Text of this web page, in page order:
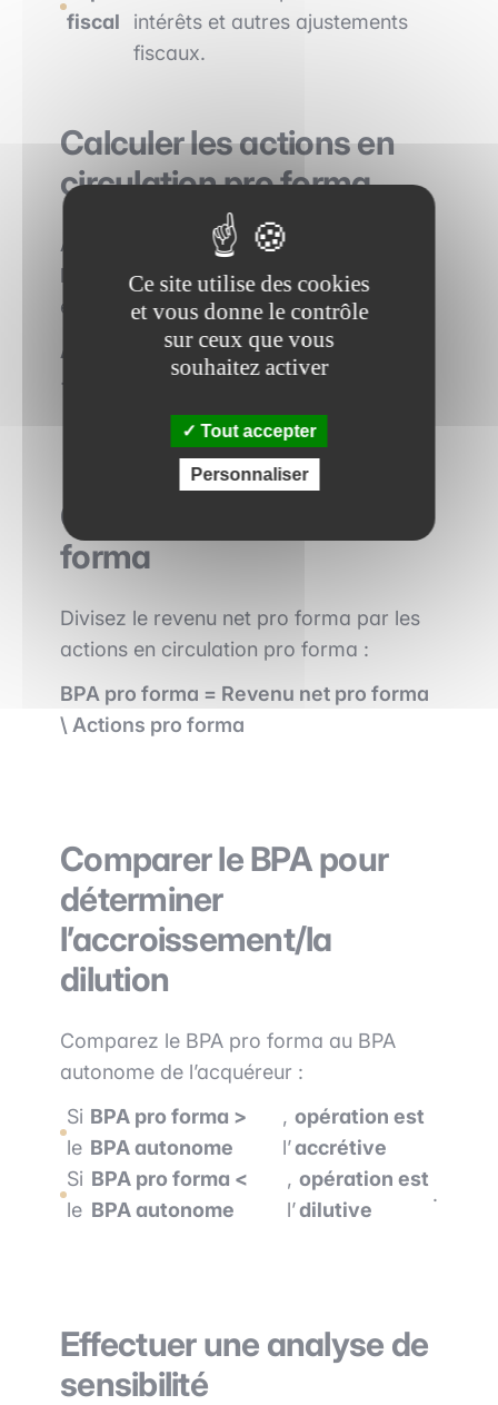
fiscal
intérêts et autres ajustements
fiscaux.
Calculer les actions en
circulation pro forma
Ajoutez les actions existantes de
l’acquéreur aux nouvelles actions
émises dans le cadre de la transaction :
Actions pro forma = Actions existantes
+ Nouvelles actions émises
Calculer le BPA pro
forma
Divisez le revenu net pro forma par les
actions en circulation pro forma :
BPA pro forma = Revenu net pro forma
\ Actions pro forma
Comparer le BPA pour
déterminer
l’accroissement/la
dilution
Comparez le BPA pro forma au BPA
autonome de l’acquéreur :
Si
le
BPA pro forma >
BPA autonome
,
l’
opération est
accrétive
Si
le
BPA pro forma <
BPA autonome
,
l’
opération est
dilutive
.
Effectuer une analyse de
sensibilité
Ce site utilise des cookies
et vous donne le contrôle
sur ceux que vous
souhaitez activer
Tout accepter
Personnaliser